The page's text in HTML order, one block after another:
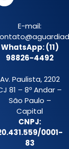
E-mail:
WhatsApp: (11)
98826-4492
Av. Paulista, 2202
81 – 8º Andar –
São Paulo –
Capital
CNPJ:
0001-
83